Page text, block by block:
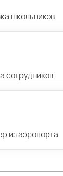
школьников
сотрудников
из аэропорта